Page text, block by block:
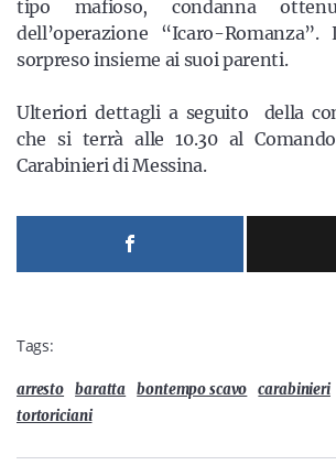
tipo mafioso, condanna
dell’operazione “Icaro-
sorpreso insieme ai suoi parenti.
Ulteriori dettagli a seguito della
che si terrà alle 10.30 al
Carabinieri di Messina.
Tags:
arresto baratta bontempo scavo carabinieri
tortoriciani